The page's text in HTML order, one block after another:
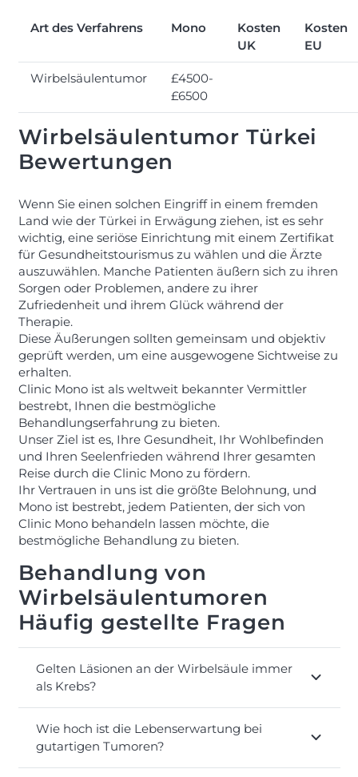
Art des Verfahrens Mono
Kosten
UK
Kosten
EU
Wirbelsäulentumor
£4500-
£6500
Wirbelsäulentumor Türkei
Bewertungen
Wenn Sie einen solchen Eingriff in einem fremden
Land wie der Türkei in Erwägung ziehen, ist es sehr
wichtig, eine seriöse Einrichtung mit einem Zertifikat
für Gesundheitstourismus zu wählen und die Ärzte
auszuwählen. Manche Patienten äußern sich zu ihren
Sorgen oder Problemen, andere zu ihrer
Zufriedenheit und ihrem Glück während der
Therapie.
Diese Äußerungen sollten gemeinsam und objektiv
geprüft werden, um eine ausgewogene Sichtweise zu
erhalten.
Clinic Mono ist als weltweit bekannter Vermittler
bestrebt, Ihnen die bestmögliche
Behandlungserfahrung zu bieten.
Unser Ziel ist es, Ihre Gesundheit, Ihr Wohlbefinden
und Ihren Seelenfrieden während Ihrer gesamten
Reise durch die Clinic Mono zu fördern.
Ihr Vertrauen in uns ist die größte Belohnung, und
Mono ist bestrebt, jedem Patienten, der sich von
Clinic Mono behandeln lassen möchte, die
bestmögliche Behandlung zu bieten.
Behandlung von
Wirbelsäulentumoren
Häufig gestellte Fragen
Gelten Läsionen an der Wirbelsäule immer
als Krebs?
Wie hoch ist die Lebenserwartung bei
gutartigen Tumoren?